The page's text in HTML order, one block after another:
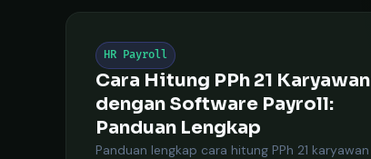
HR Payroll
Cara Hitung PPh 21 Karyawan
dengan Software Payroll:
Panduan Lengkap
Panduan lengkap cara hitung PPh 21 karyawan